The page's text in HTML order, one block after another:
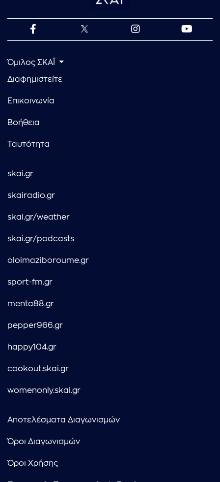
Όμιλος ΣΚΑΪ
Διαφημιστείτε
Επικοινωνία
Βοήθεια
Ταυτότητα
skai.gr
skairadio.gr
skai.gr/weather
skai.gr/podcasts
oloimaziboroume.gr
sport-fm.gr
menta88.gr
pepper966.gr
happy104.gr
cookout.skai.gr
womenonly.skai.gr
Αποτελέσματα Διαγωνισμών
Όροι Διαγωνισμών
Όροι Χρήσης